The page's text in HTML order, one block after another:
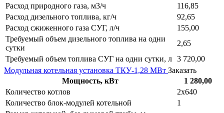
Расход природного газа, м3/ч
116,85
Расход дизельного топлива, кг/ч
92,65
Расход сжиженного газа СУГ, л/ч
155,00
Требуемый объем дизельного топлива на одни
сутки
2,65
Требуемый объем топлива СУГ на одни сутки, л 3 720,00
Модульная котельная установка ТКУ-1,28 МВт Заказать
Мощность, кВт
1 280,00
Количество котлов
2х640
Количество блок-модулей котельной
1